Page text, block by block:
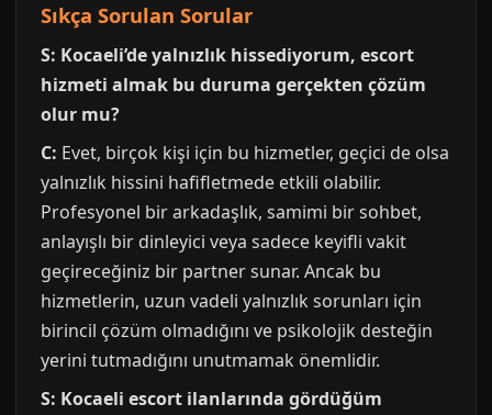
Sıkça Sorulan Sorular
S: Kocaeli’de yalnızlık hissediyorum, escort
hizmeti almak bu duruma gerçekten çözüm
olur mu?
C: Evet, birçok kişi için bu hizmetler, geçici de olsa
yalnızlık hissini hafifletmede etkili olabilir.
Profesyonel bir arkadaşlık, samimi bir sohbet,
anlayışlı bir dinleyici veya sadece keyifli vakit
geçireceğiniz bir partner sunar. Ancak bu
hizmetlerin, uzun vadeli yalnızlık sorunları için
birincil çözüm olmadığını ve psikolojik desteğin
yerini tutmadığını unutmamak önemlidir.
S: Kocaeli escort ilanlarında gördüğüm